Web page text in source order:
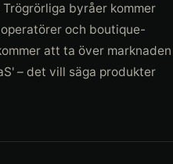
byråer kommer
och boutique-
att ta över marknaden
– det vill säga produkter